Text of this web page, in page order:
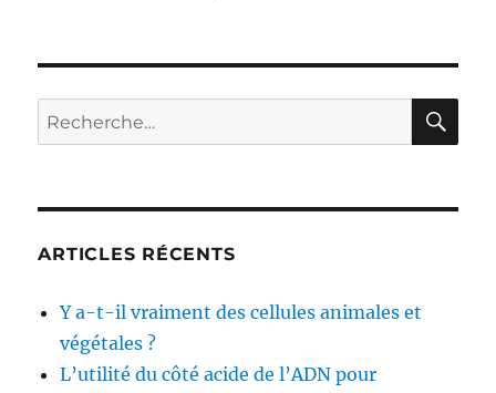
d’identification
sexe
Recherche
pour :
ARTICLES RÉCENTS
Y a-t-il vraiment des cellules animales et
végétales ?
L’utilité du côté acide de l’ADN pour